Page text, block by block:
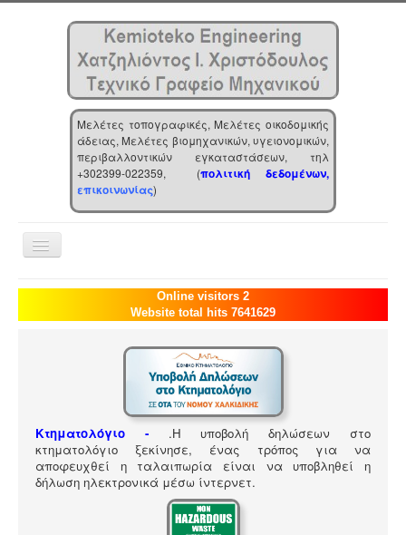
Μελέτες τοπογραφικές, Μελέτες οικοδομικής
άδειας, Μελέτες βιομηχανικών, υγειονομικών,
περιβαλλοντικών εγκαταστάσεων, τηλ
+302399-022359, (πολιτική δεδομένων,
επικοινωνίας)
Toggle
Navigation
Αρχική
Επιχείρηση
Αναζήτηση
Online visitors 2
Website total hits 7641629
Κτηματολόγιο - .Η υποβολή δηλώσεων στο
κτηματολόγιο ξεκίνησε, ένας τρόπος για να
αποφευχθεί η ταλαιπωρία είναι να υποβληθεί η
δήλωση ηλεκτρονικά μέσω ίντερνετ.